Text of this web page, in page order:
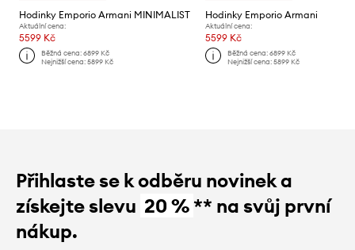
Hodinky Emporio Armani MINIMALIST
Aktuální cena:
5599 Kč
Běžná cena:6899 Kč
Nejnižší cena:5899 Kč
Hodinky Emporio Armani
Aktuální cena:
5599 Kč
Běžná cena: 6899 Kč
Nejnižší cena: 5899 Kč
Přihlaste se k odběru novinek a
získejte slevu 20 %** na svůj první
nákup.